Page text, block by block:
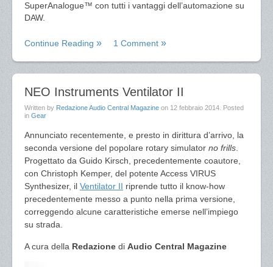
SuperAnalogue™ con tutti i vantaggi dell’automazione su
DAW.
Continue Reading 1 Comment
NEO Instruments Ventilator II
Written by Redazione Audio Central Magazine on 12 febbraio 2014 . Posted
in Gear
Annunciato recentemente, e presto in dirittura d’arrivo, la
seconda versione del popolare rotary simulator no frills
Progettato da Guido Kirsch, precedentemente coautore,
con Christoph Kemper, del potente Access VIRUS
Synthesizer, il Ventilator II riprende tutto il know-how
precedentemente messo a punto nella prima versione,
correggendo alcune caratteristiche emerse nell’impiego
su strada.
A cura della Redazione di Audio Central Magazine